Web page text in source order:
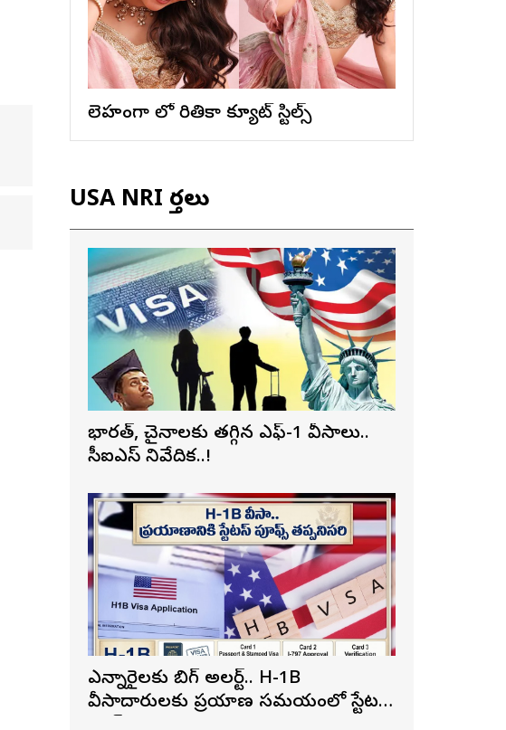
లెహంగా లో రితికా క్యూట్ స్టిల్స్
USA NRI వార్తలు
భారత్, చైనాలకు తగ్గిన ఎఫ్-1 వీసాలు..
సీఐఎస్ నివేదిక..!
ఎన్నారైలకు బిగ్ అలర్ట్.. H-1B
వీసాదారులకు ప్రయాణ సమయంలో స్టేటస్